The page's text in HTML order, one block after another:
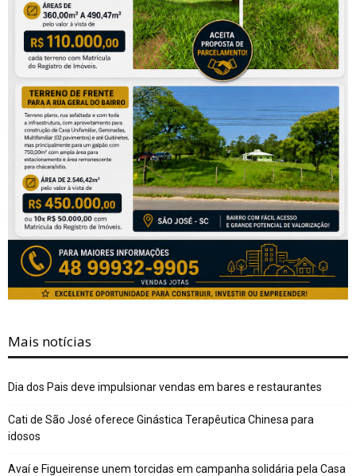
Mais notícias
Dia dos Pais deve impulsionar vendas em bares e restaurantes
Cati de São José oferece Ginástica Terapêutica Chinesa para
idosos
Avaí e Figueirense unem torcidas em campanha solidária pela Casa